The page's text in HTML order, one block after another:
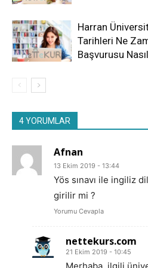
Harran
Tarihleri Ne
Başvurusu Nasıl
4 YORUMLAR
Afnan
13 Ekim 2019 - 13:44
Yös sınavı ile ingiliz
girilir mi ?
Yorumu Cevapla
nettekurs.com
21 Ekim 2019 - 10:45